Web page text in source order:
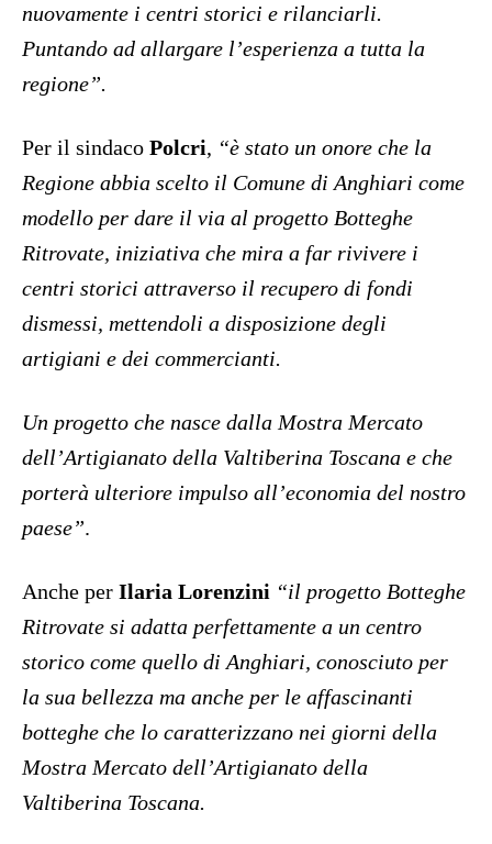
nuovamente i centri storici e rilanciarli.
Puntando ad allargare l’esperienza a tutta la
regione”.
Per il sindaco Polcri, “è stato un onore che la
Regione abbia scelto il Comune di Anghiari come
modello per dare il via al progetto Botteghe
Ritrovate, iniziativa che mira a far rivivere i
centri storici attraverso il recupero di fondi
dismessi, mettendoli a disposizione degli
artigiani e dei commercianti.
Un progetto che nasce dalla Mostra Mercato
dell’Artigianato della Valtiberina Toscana e che
porterà ulteriore impulso all’economia del nostro
paese”.
Anche per Ilaria Lorenzini “il progetto Botteghe
Ritrovate si adatta perfettamente a un centro
storico come quello di Anghiari, conosciuto per
la sua bellezza ma anche per le affascinanti
botteghe che lo caratterizzano nei giorni della
Mostra Mercato dell’Artigianato della
Valtiberina Toscana.